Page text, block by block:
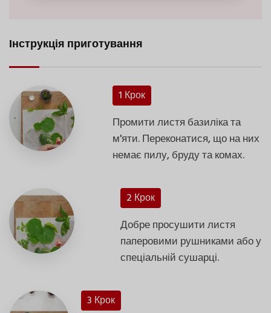
Інструкція приготування
1 Крок
Промити листя базиліка та
м'яти. Переконатися, що на них
немає пилу, бруду та комах.
2 Крок
Добре просушити листя
паперовими рушниками або у
спеціальній сушарці.
3 Крок